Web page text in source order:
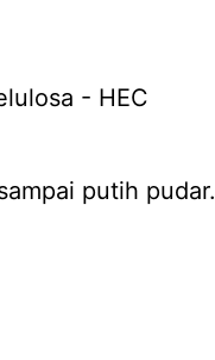
- HEC
putih pudar.